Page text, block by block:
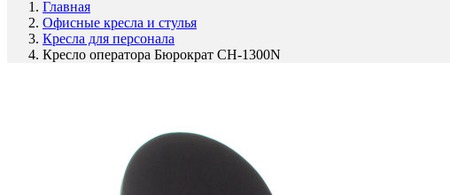
Главная
Офисные кресла и стулья
Кресла для персонала
Кресло оператора Бюрократ СН-1300N